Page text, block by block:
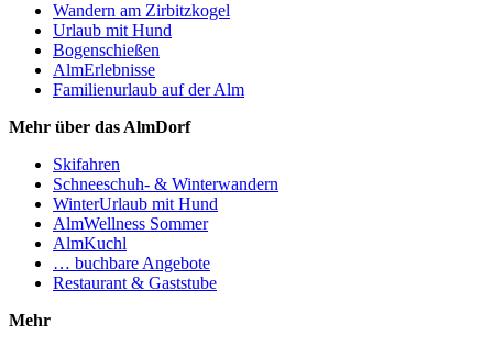
Wandern am Zirbitzkogel
Urlaub mit Hund
Bogenschießen
AlmErlebnisse
Familienurlaub auf der Alm
Mehr über das AlmDorf
Skifahren
Schneeschuh- & Winterwandern
WinterUrlaub mit Hund
AlmWellness Sommer
AlmKuchl
… buchbare Angebote
Restaurant & Gaststube
Mehr